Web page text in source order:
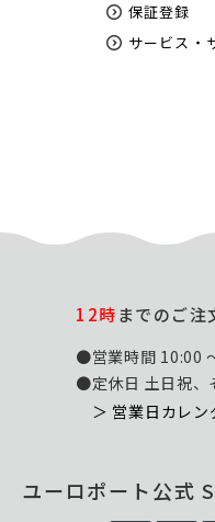
保証登録
サービス・
12時までのご注
●営業時間 10:00
●定休日 土日祝、
＞ 営業日カレン
ユーロポート公式